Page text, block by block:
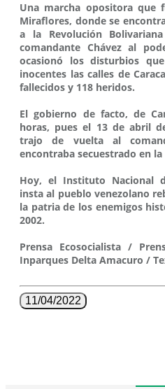
Una marcha opositora que
Miraflores, donde se
a la Revolución
comandante Chávez al
ocasionó los disturbios
inocentes las calles de
fallecidos y 118 heridos.
El gobierno de facto, de
horas, pues el 13 de abril
trajo de vuelta al
encontraba secuestrado en la
Hoy, el Instituto Nacional
insta al pueblo venezolano
la patria de los enemigos
2002.
Prensa Ecosocialista /
Inparques Delta Amacuro /
11/04/2022